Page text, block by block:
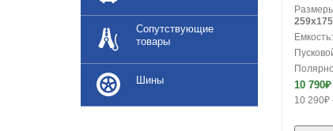
Сопутствующие
товары
Шины
Емкость:
10 790₽
10 290₽